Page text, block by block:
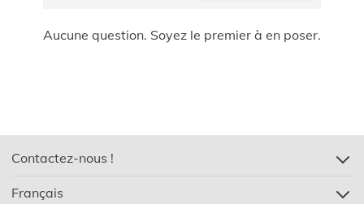
Aucune question. Soyez le premier à en poser.
Contactez-nous !
Français